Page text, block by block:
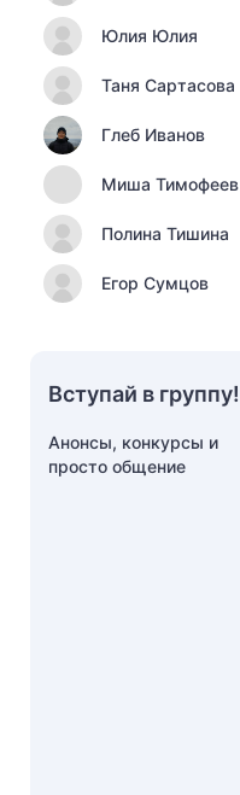
Юлия Юлия
Таня Сартасова
Глеб Иванов
Миша Тимофеев
Полина Тишина
Егор Сумцов
Вступай в группу!
Анонсы, конкурсы и
просто общение